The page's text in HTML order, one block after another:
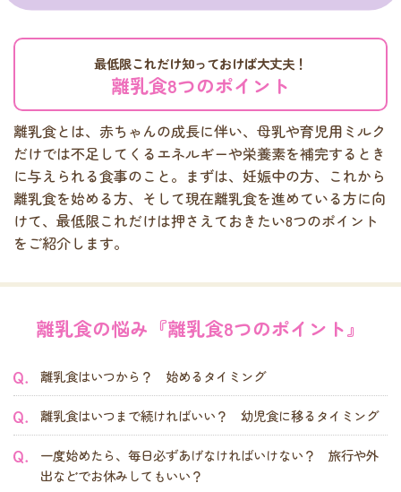
最低限これだけ知っておけば大丈夫！
離乳食8つのポイント
離乳食とは、赤ちゃんの成長に伴い、母乳や育児用ミルク
だけでは不足してくるエネルギーや栄養素を補完するとき
に与えられる食事のこと。 まずは、妊娠中の方、これから
離乳食を始める方、そして現在離乳食を進めている方に向
けて、最低限これだけは押さえておきたい8つのポイント
をご紹介します。
離乳食の悩み『離乳食8つのポイント』
離乳食はいつから？ 始めるタイミング
離乳食はいつまで続ければいい？ 幼児食に移るタイミング
一度始めたら、毎日必ずあげなければいけない？ 旅行や外
出などでお休みしてもいい？